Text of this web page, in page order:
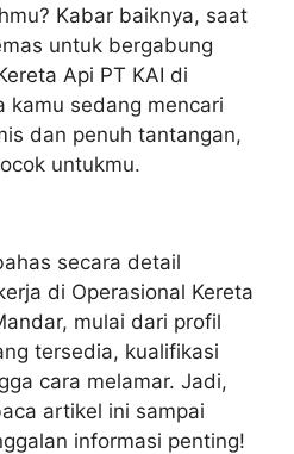
Kabar baiknya, saat
untuk bergabung
Api PT KAI di
kamu sedang mencari
dan penuh tantangan,
untukmu.
secara detail
di Operasional Kereta
mulai dari profil
tersedia, kualifikasi
cara melamar. Jadi,
artikel ini sampai
informasi penting!